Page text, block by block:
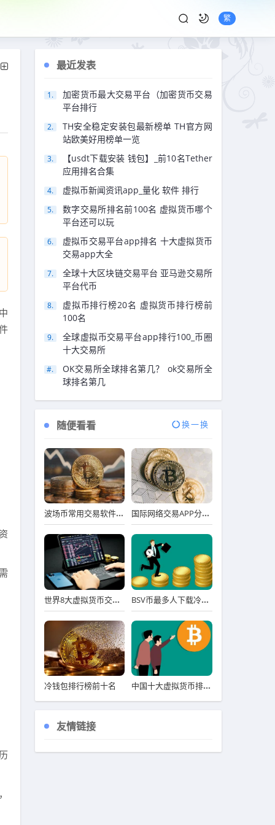
繁
最近发表
加密货币最大交易平台（加密货币交易
平台排行
TH安全稳定安装包最新榜单 TH官方网
站欧美好用榜单一览
【usdt下载安装 钱包】_前10名Tether
应用排名合集
虚拟币新闻资讯app_量化 软件 排行
数字交易所排名前100名 虚拟货币哪个
平台还可以玩
虚拟币交易平台app排名 十大虚拟货币
交易app大全
全球十大区块链交易平台 亚马逊交易所
平台代币
虚拟币排行榜20名 虚拟货币排行榜前
100名
全球虚拟币交易平台app排行100_币圈
十大交易所
OK交易所全球排名第几？ ok交易所全
球排名第几
随便看看 换一换
波场币常用交易软件排行榜 国际网络交易APP分享_十大实用靠谱国际网络交易APP市场占有率排名
世界8大虚拟货币交易所排行榜 八大虚拟货币交易平台排名 BSV币最多人下载冷钱包用户量排名 BSV币冷钱包名气最大iOS排行榜
冷钱包排行榜前十名 中国十大虚拟货币排名 前十详解
友情链接